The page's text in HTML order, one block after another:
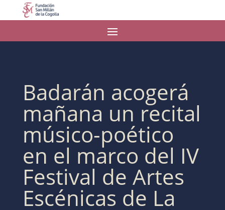
Badarán acogerá
mañana un recital
músico-poético
en el marco del IV
Festival de Artes
Escénicas de La